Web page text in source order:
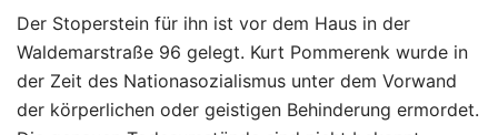
Der Stoperstein für ihn ist vor dem Haus in der
Waldemarstraße 96 gelegt. Kurt Pommerenk wurde in
der Zeit des Nationasozialismus unter dem Vorwand
der körperlichen oder geistigen Behinderung ermordet.